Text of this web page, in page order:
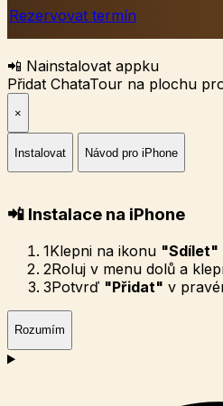
Rezervovat termín
📲 Nainstalovat appku
Přidat ChataTour na plochu
×
Instalovat Návod pro iPhone
📲 Instalace na iPhone
1Klepni na ikonu "Sdílet"
2Roluj v menu dolů a
3Potvrď "Přidat" v
Rozumím